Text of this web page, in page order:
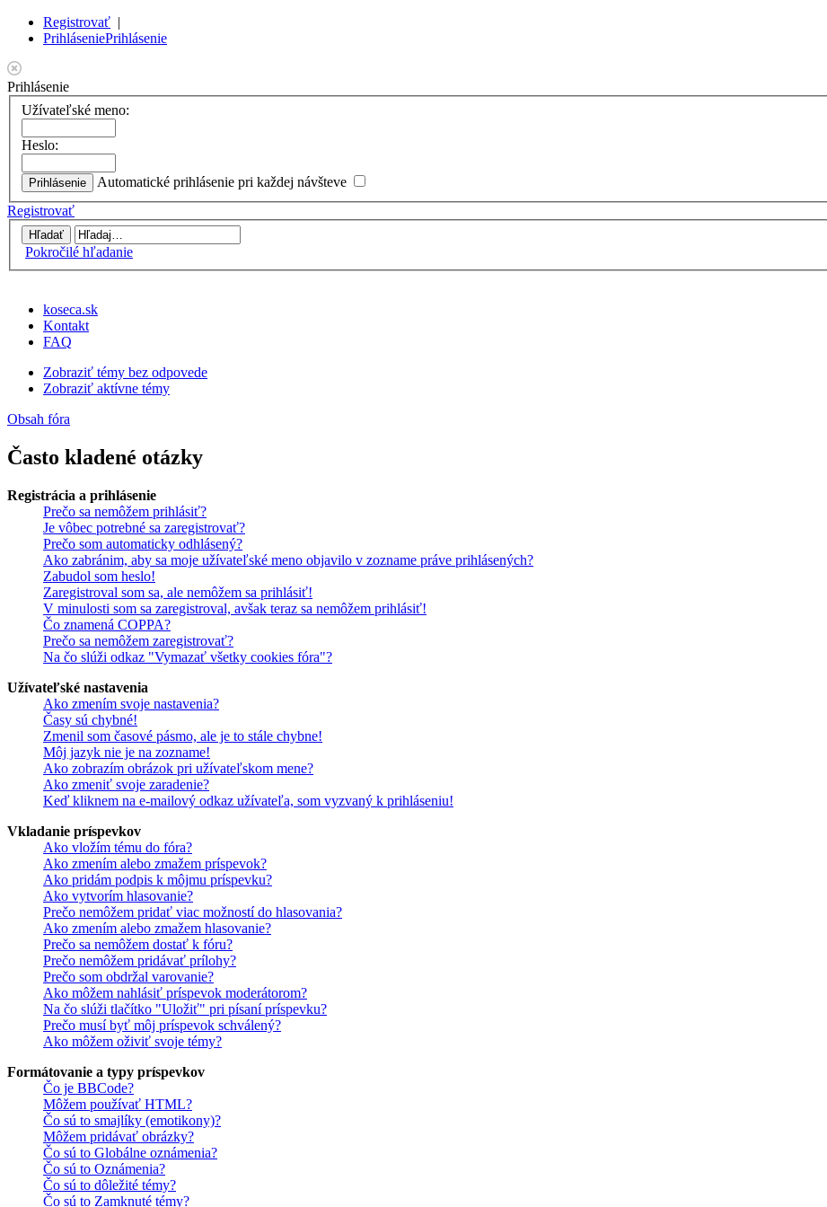
Registrovať |
PrihláseniePrihlásenie
Prihlásenie
Užívateľské meno:
Heslo:
Automatické prihlásenie pri každej návšteve
Registrovať
Pokročilé hľadanie
koseca.sk
Kontakt
FAQ
Zobraziť témy bez odpovede
Zobraziť aktívne témy
Obsah fóra
Často kladené otázky
Registrácia a prihlásenie
Prečo sa nemôžem prihlásiť?
Je vôbec potrebné sa zaregistrovať?
Prečo som automaticky odhlásený?
Ako zabránim, aby sa moje užívateľské meno objavilo v zozname práve prihlásených?
Zabudol som heslo!
Zaregistroval som sa, ale nemôžem sa prihlásiť!
V minulosti som sa zaregistroval, avšak teraz sa nemôžem prihlásiť!
Čo znamená COPPA?
Prečo sa nemôžem zaregistrovať?
Na čo slúži odkaz "Vymazať všetky cookies fóra"?
Užívateľské nastavenia
Ako zmením svoje nastavenia?
Časy sú chybné!
Zmenil som časové pásmo, ale je to stále chybne!
Môj jazyk nie je na zozname!
Ako zobrazím obrázok pri užívateľskom mene?
Ako zmeniť svoje zaradenie?
Keď kliknem na e-mailový odkaz užívateľa, som vyzvaný k prihláseniu!
Vkladanie príspevkov
Ako vložím tému do fóra?
Ako zmením alebo zmažem príspevok?
Ako pridám podpis k môjmu príspevku?
Ako vytvorím hlasovanie?
Prečo nemôžem pridať viac možností do hlasovania?
Ako zmením alebo zmažem hlasovanie?
Prečo sa nemôžem dostať k fóru?
Prečo nemôžem pridávať prílohy?
Prečo som obdržal varovanie?
Ako môžem nahlásiť príspevok moderátorom?
Na čo slúži tlačítko "Uložiť" pri písaní príspevku?
Prečo musí byť môj príspevok schválený?
Ako môžem oživiť svoje témy?
Formátovanie a typy príspevkov
Čo je BBCode?
Môžem používať HTML?
Čo sú to smajlíky (emotikony)?
Môžem pridávať obrázky?
Čo sú to Globálne oznámenia?
Čo sú to Oznámenia?
Čo sú to dôležité témy?
Čo sú to Zamknuté témy?